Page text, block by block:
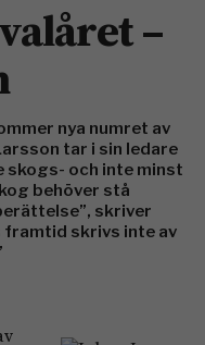
–
nya numret av
tar i sin ledare
skogs- och inte minst
behöver stå
skriver
framtid skrivs inte av